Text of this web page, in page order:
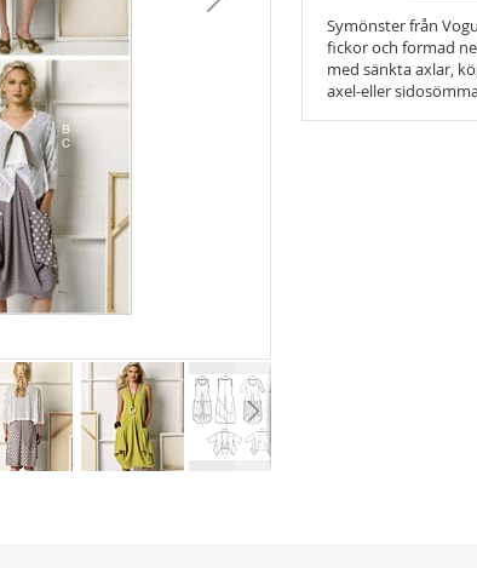
Symönster från
fickor och formad
med sänkta axlar,
axel-eller